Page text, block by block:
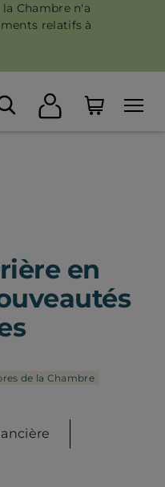
Chambre n'a
relatifs à
en
de la Chambre